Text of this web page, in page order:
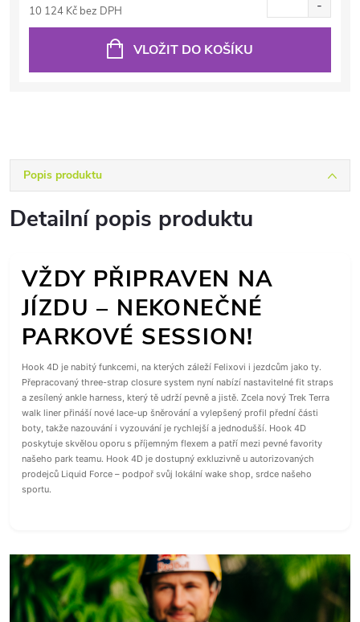
10 124 Kč bez DPH
VLOŽIT DO KOŠÍKU
Popis produktu
Detailní popis produktu
VŽDY PŘIPRAVEN NA
JÍZDU – NEKONEČNÉ
PARKOVÉ SESSION!
Hook 4D je nabitý funkcemi, na kterých záleží Felixovi i jezdcům jako ty.
Přepracovaný three-strap closure system nyní nabízí nastavitelné fit straps
a zesílený ankle harness, který tě udrží pevně a jistě. Zcela nový Trek Terra
walk liner přináší nové lace-up šněrování a vylepšený profil přední části
boty, takže nazouvání i vyzouvání je rychlejší a jednodušší. Hook 4D
poskytuje skvělou oporu s příjemným flexem a patří mezi pevné favority
našeho park teamu. Hook 4D je dostupný exkluzivně u autorizovaných
prodejců Liquid Force – podpoř svůj lokální wake shop, srdce našeho
sportu.